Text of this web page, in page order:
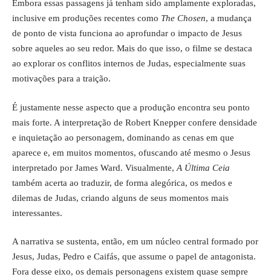
Embora essas passagens já tenham sido amplamente exploradas,
inclusive em produções recentes como The Chosen, a mudança
de ponto de vista funciona ao aprofundar o impacto de Jesus
sobre aqueles ao seu redor. Mais do que isso, o filme se destaca
ao explorar os conflitos internos de Judas, especialmente suas
motivações para a traição.
É justamente nesse aspecto que a produção encontra seu ponto
mais forte. A interpretação de Robert Knepper confere densidade
e inquietação ao personagem, dominando as cenas em que
aparece e, em muitos momentos, ofuscando até mesmo o Jesus
interpretado por James Ward. Visualmente, A Última Ceia
também acerta ao traduzir, de forma alegórica, os medos e
dilemas de Judas, criando alguns de seus momentos mais
interessantes.
A narrativa se sustenta, então, em um núcleo central formado por
Jesus, Judas, Pedro e Caifás, que assume o papel de antagonista.
Fora desse eixo, os demais personagens existem quase sempre